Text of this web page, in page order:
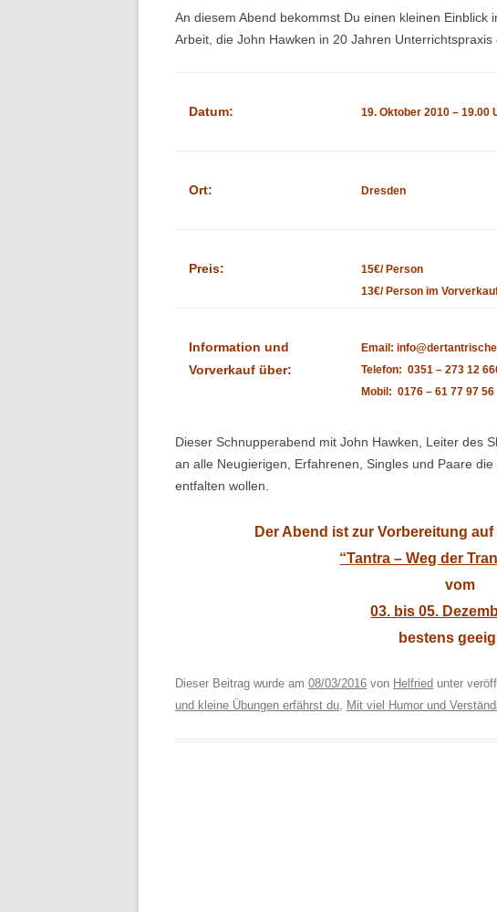
TANTRA LERNEN
LITERATUR
An diesem Abend bekommst Du einen kleinen Einblick
Arbeit, die John Hawken in 20 Jahren Unterrichtspraxis
Datum: 19. Oktober 2010 – 19.00
Ort: Dresden
Preis:
15€/ Person
13€/ Person im
Information und
Vorverkauf über:
Email:
Telefon: 0351 – 273 12
Mobil: 0176 – 61 77 97 56
Dieser Schnupperabend mit John Hawken, Leiter des
an alle Neugierigen, Erfahrenen, Singles und Paare
entfalten wollen.
Der Abend ist zur Vorbereitung
“Tantra – Weg der
vom
03. bis 05.
bestens
Dieser Beitrag wurde am 08/03/2016 von Helfried unter
und kleine Übungen erfährst du, Mit viel Humor und